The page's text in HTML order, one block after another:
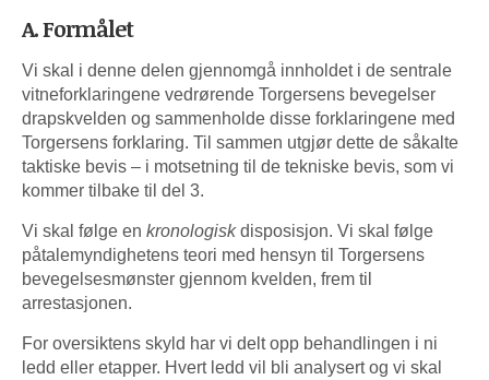
A. Formålet
Vi skal i denne delen gjennomgå innholdet i de sentrale
vitneforklaringene vedrørende Torgersens bevegelser
drapskvelden og sammenholde disse forklaringene med
Torgersens forklaring. Til sammen utgjør dette de såkalte
taktiske bevis – i motsetning til de tekniske bevis, som vi
kommer tilbake til del 3.
Vi skal følge en kronologiskdisposisjon. Vi skal følge
påtalemyndighetens teori med hensyn til Torgersens
bevegelsesmønster gjennom kvelden, frem til
arrestasjonen.
For oversiktens skyld har vi delt opp behandlingen i ni
ledd eller etapper. Hvert ledd vil bli analysert og vi skal